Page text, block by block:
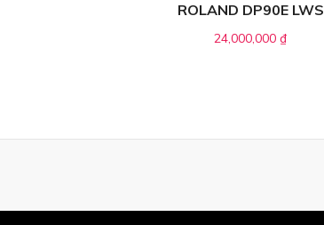
ROLAND DP90E LWS
24,000,000 ₫